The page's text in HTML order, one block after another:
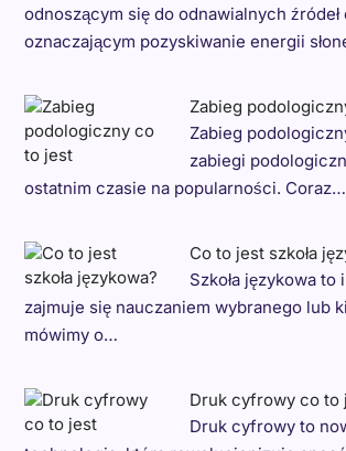
odnoszącym się do odnawialnych źródeł
oznaczającym pozyskiwanie energii
Zabieg
Zabieg
zabiegi
ostatnim czasie na popularności. Coraz…
Co to jest szkoła
Szkoła językowa
zajmuje się nauczaniem wybranego lub
mówimy o…
Druk cyfrowy co to
Druk cyfrowy to